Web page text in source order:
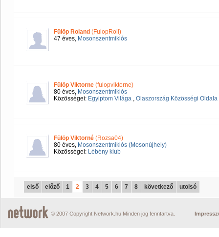
Fülöp Roland (FulopRoli)
47 éves, Mosonszentmiklós
Fülöp Viktorne (fulopviktorne)
80 éves, Mosonszentmiklós
Közösségei: Egyiptom Világa , Olaszország Közösségi Oldala
Fülöp Viktorné (Rozsa04)
80 éves, Mosonszentmiklós (Mosonújhely)
Közösségei: Lébény klub
első előző 1 2 3 4 5 6 7 8 következő utolsó
© 2007 Copyright Network.hu Minden jog fenntartva.